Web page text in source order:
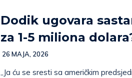
Dodik ugovara
za 1-5 miliona
26 MAJA, 2026
„Ja ću se sresti sa američkim